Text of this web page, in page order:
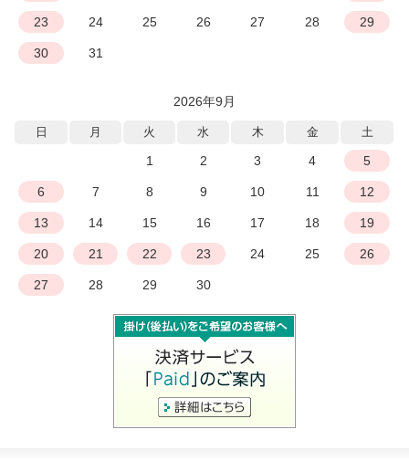
23 24 25 26 27 28 29
30 31
2026年9月
日 月 火 水 木 金 土
1 2 3 4 5
6 7 8 9 10 11 12
13 14 15 16 17 18 19
20 21 22 23 24 25 26
27 28 29 30